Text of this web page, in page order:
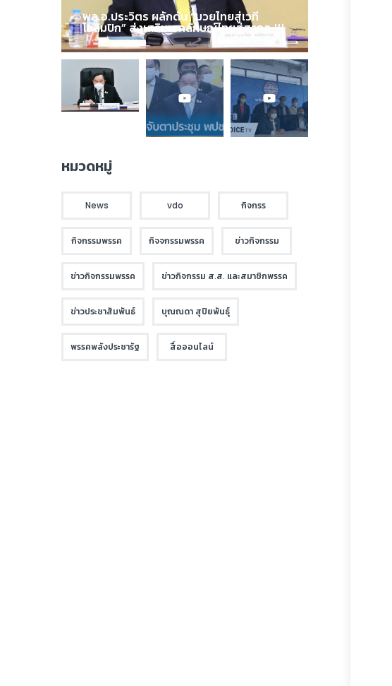
พล.อ.ประวิตร ผลักดัน “มวยไทยสู่เวที
โอลิมปิก” ส่งเสริมเอกลักษณ์ไทยสู่สากล !!!
หมวดหมู่
News vdo กิจกรร
กิจกรรมพรรค กิจจกรรมพรรค ข่าวกิจกรรม
ข่าวกิจกรรมพรรค ข่าวกิจกรรม ส.ส. และสมาชิกพรรค
ข่าวประชาสัมพันธ์ บุณณดา สุปิยพันธุ์
พรรคพลังประชารัฐ สื่อออนไลน์